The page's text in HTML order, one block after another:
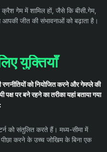
गेम में शामिल हों, जैसे कि बीसी.गेम,
जीत की संभावनाओं को बढ़ाता है।
युक्तियाँ
को नियोजित करने और गेमप्ले की
पक्ष पर बने रहने का तरीका यहां बताया गया
को संतुलित करते हैं। मध्य-सीमा में
पीछा करने के उच्च जोखिम के बिना एक